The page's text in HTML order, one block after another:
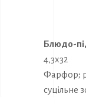
Блюдо-
4,3х32
Фарфор;
суцільне